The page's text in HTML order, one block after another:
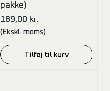
pakke)
189,00 kr.
(Ekskl. moms)
Tilføj til kurv